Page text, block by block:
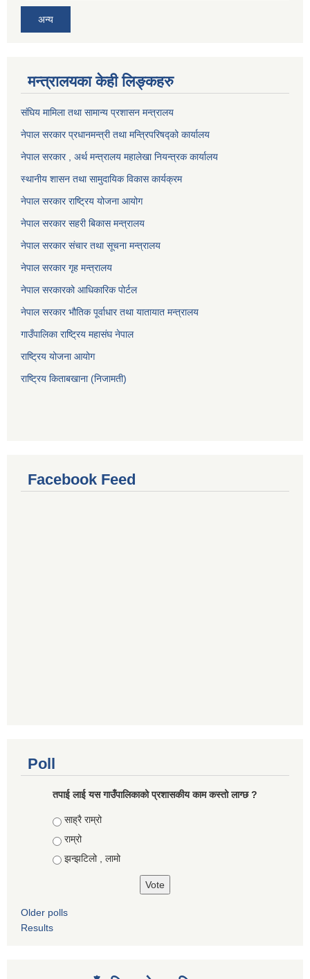
अन्य
मन्त्रालयका केही लिङ्कहरु
संघिय मामिला तथा सामान्य प्रशासन मन्त्रालय
नेपाल सरकार प्रधानमन्त्री तथा मन्त्रिपरिषद्को कार्यालय
नेपाल सरकार , अर्थ मन्त्रालय महालेखा नियन्त्रक कार्यालय
स्थानीय शासन तथा सामुदायिक विकास कार्यक्रम
नेपाल सरकार राष्ट्रिय योजना आयोग
नेपाल सरकार सहरी बिकास मन्त्रालय
नेपाल सरकार संचार तथा सूचना मन्त्रालय
नेपाल सरकार गृह मन्त्रालय
नेपाल सरकारको आधिकारिक पोर्टल
नेपाल सरकार भौतिक पूर्वाधार तथा यातायात मन्त्रालय
गाउँपालिका राष्ट्रिय महासंघ नेपाल
राष्ट्रिय योजना आयोग
राष्ट्रिय किताबखाना (निजामती)
Facebook Feed
Poll
तपाई लाई यस गाउँपालिकाको प्रशासकीय काम कस्तो लाग्छ ?
Choices
साह्रै राम्रो
राम्रो
झन्झटिलो , लामो
Older polls
Results